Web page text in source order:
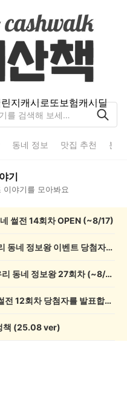
지캐시로또보험캐시딜
동네 정보 맛집 추천 분
기
이야기를 모아봐요
썰전 14회차 OPEN (~8/17)
💰[당첨자 발표] 26회차 우리 동네 정보왕 이벤트 당첨자를 발표합니다!
💸 전원 2,000캐시 지급! 우리 동네 정보왕 27회차 (~8/10)
💰[당첨자 발표] 우리 동네 썰전 12회차 당첨자를 발표합니다!
책 (25.08 ver)